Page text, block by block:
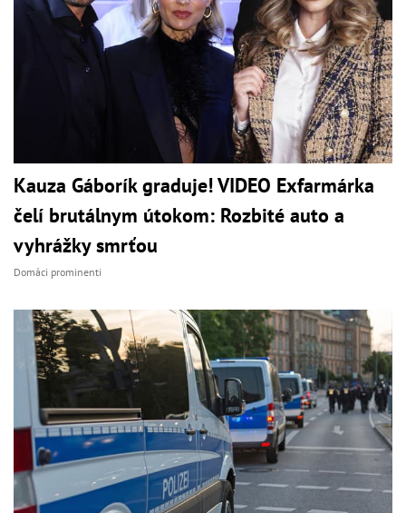
Kauza Gáborík graduje! VIDEO Exfarmárka
čelí brutálnym útokom: Rozbité auto a
vyhrážky smrťou
Domáci prominenti